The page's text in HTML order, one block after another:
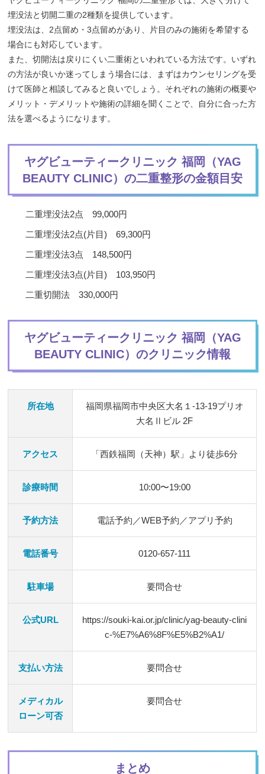
埋没法と切開二重の2種類を提供しています。
埋没法は、2点留め・3点留めがあり、片目のみの施術を希望する
場合にも対応しています。
また、切開法は戻りにくい二重術といわれている方法です。いずれ
の方法が良いか迷ってしまう場合には、まずはカウンセリングを受
けて医師と相談してみると良いでしょう。それぞれの施術の概要や
メリット・デメリットや施術の詳細を聞くことで、自分に合った方
法を選べるようになります。
ヤグビューティークリニック 福岡（YAG
BEAUTY CLINIC）の二重整形の金額目安
二重埋没法2点 99,000円
二重埋没法2点(片目) 69,300円
二重埋没法3点 148,500円
二重埋没法3点(片目) 103,950円
二重切開法 330,000円
ヤグビューティークリニック 福岡（YAG
BEAUTY CLINIC）のクリニック情報
所在地
福岡県福岡市中央区大名１-13-19プリオ
大名Ⅱビル 2F
アクセス 「西鉄福岡（天神）駅」より徒歩6分
診療時間 10:00〜19:00
予約方法 電話予約／WEB予約／アプリ予約
電話番号 0120-657-111
駐車場 要問合せ
公式URL
https://souki-kai.or.jp/clinic/yag-beauty-clini
c-%E7%A6%8F%E5%B2%A1/
支払い方法 要問合せ
メディカル
ローン可否
要問合せ
まとめ